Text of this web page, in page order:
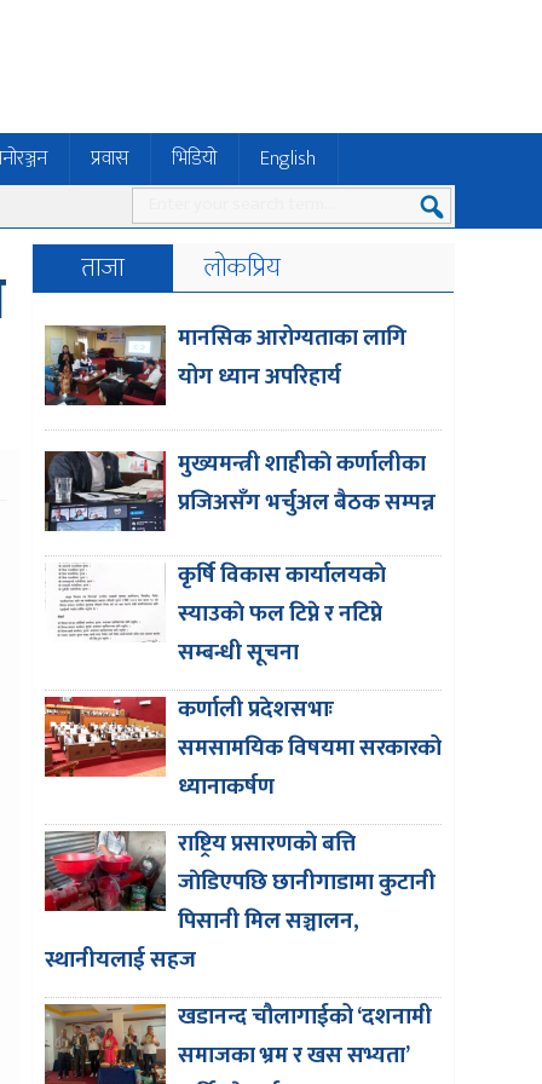
प्रवास भिडियो English
ताजा लोकप्रिय
मानसिक आरोग्यताका लागि
योग ध्यान अपरिहार्य
मुख्यमन्त्री शाहीकाे कर्णालीका
प्रजिअसँग भर्चुअल बैठक सम्पन्न
कृर्षि विकास कार्यालयकाे
स्याउकाे फल टिप्ने र नटिप्ने
सम्बन्धी सूचना
कर्णाली प्रदेशसभाः
समसामयिक विषयमा सरकारको
ध्यानाकर्षण
राष्ट्रिय प्रसारणकाे बत्ति
जाेडिएपछि छानीगाडामा कुटानी
पिसानी मिल सञ्चालन,
स्थानीयलाई सहज
खडानन्द चौलागाईको ‘दशनामी
समाजका भ्रम र खस सभ्यता’